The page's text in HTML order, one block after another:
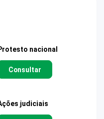
nacional
Consultar
judiciais